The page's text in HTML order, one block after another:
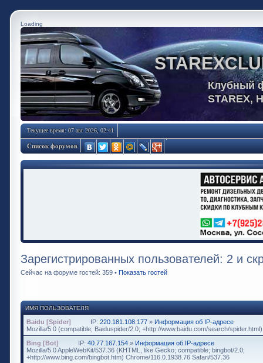
Loading
Клубный
STAREX,
Текущее время: 07 авг 2026, 02:41
Список форумов
Зарегистрированных пользователей: 2 и
Сейчас на форуме гостей: 359 • Показать гостей
ИМЯ ПОЛЬЗОВАТЕЛЯ
Baidu [Spider] IP: 220.181.108.177 » Информация об IP-адресе
Mozilla/5.0 (compatible; Baiduspider/2.0; +http://www.baidu.com/search/spider.html)
Bing [Bot]
IP: 40.77.167.154 » Информация об IP-адресе
Mozilla/5.0 AppleWebKit/537.36 (KHTML, like Gecko; compatible; bingbot/2.0;
+http://www.bing.com/bingbot.htm) Chrome/116.0.1938.76 Safari/537.36